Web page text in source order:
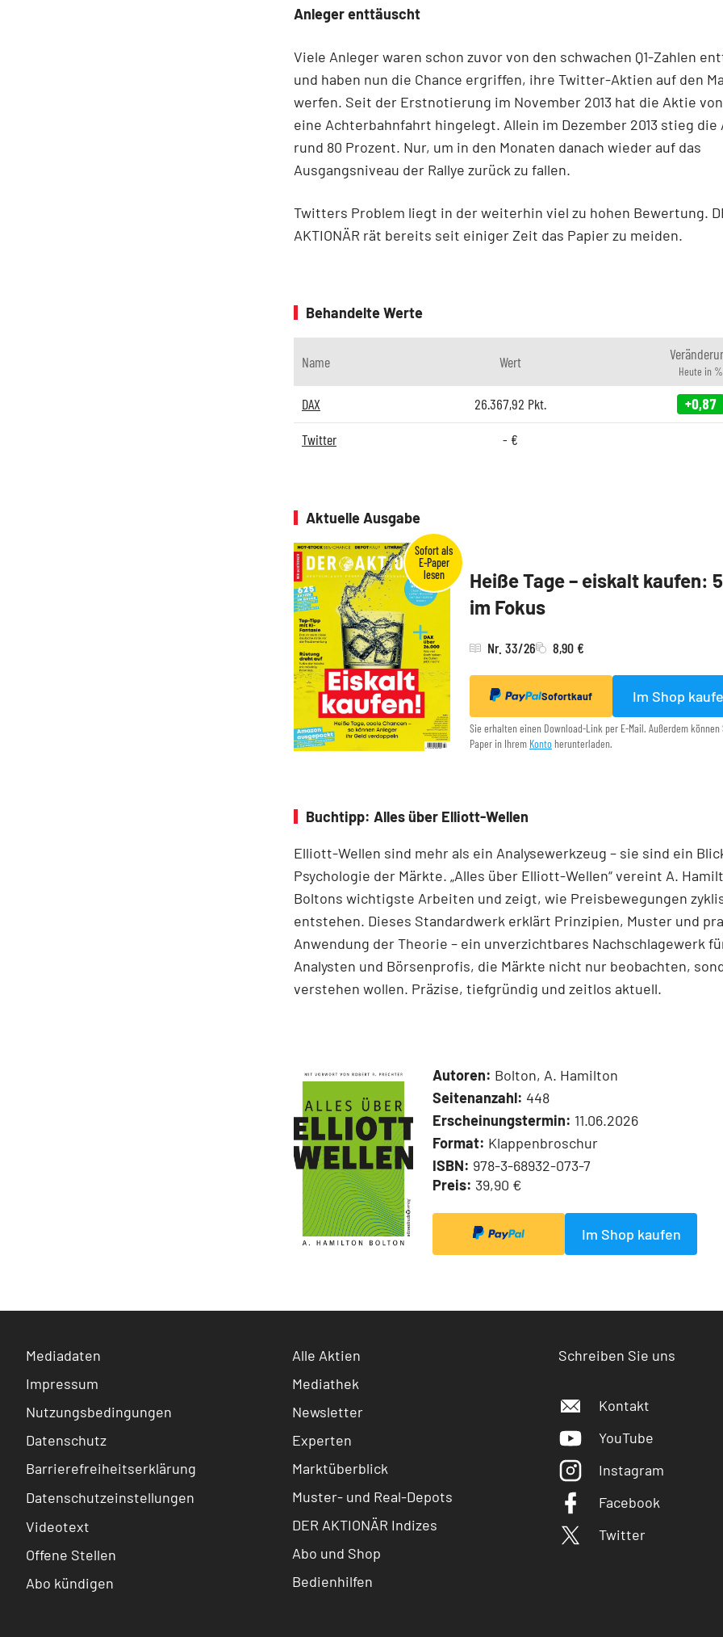
Anleger enttäuscht
Viele Anleger waren schon zuvor von den schwachen Q1-Zahlen
und haben nun die Chance ergriffen, ihre Twitter-Aktien auf den
werfen. Seit der Erstnotierung im November 2013 hat die Aktie
eine Achterbahnfahrt hingelegt. Allein im Dezember 2013 stieg die
rund 80 Prozent. Nur, um in den Monaten danach wieder auf das
Ausgangsniveau der Rallye zurück zu fallen.
Twitters Problem liegt in der weiterhin viel zu hohen Bewertung.
AKTIONÄR rät bereits seit einiger Zeit das Papier zu meiden.
Behandelte Werte
Name Wert
Heute in %
DAX 26.367,92 Pkt.
+0,87
Twitter
- €
Aktuelle Ausgabe
Heiße Tage – eiskalt kaufen:
im Fokus
Nr. 33/26 8,90 €
Sofortkauf Im Shop
Sie erhalten einen Download-Link per E-Mail. Außerdem
Paper in Ihrem Konto herunterladen.
Buchtipp: Alles über Elliott-Wellen
Elliott-Wellen sind mehr als ein Analysewerkzeug – sie sind ein
Psychologie der Märkte. „Alles über Elliott-Wellen“ vereint A.
Boltons wichtigste Arbeiten und zeigt, wie Preisbewegungen
entstehen. Dieses Standardwerk erklärt Prinzipien, Muster und
Anwendung der Theorie – ein unverzichtbares Nachschlagewerk
Analysten und Börsenprofis, die Märkte nicht nur beobachten,
verstehen wollen. Präzise, tiefgründig und zeitlos aktuell.
Autoren: Bolton, A. Hamilton
Seitenanzahl: 448
Erscheinungstermin: 11.06.2026
Format: Klappenbroschur
ISBN: 978-3-68932-073-7
Preis: 39,90 €
Im Shop kaufen
Mediadaten
Impressum
Nutzungsbedingungen
Datenschutz
Barrierefreiheitserklärung
Datenschutzeinstellungen
Videotext
Offene Stellen
Abo kündigen
Alle Aktien
Mediathek
Newsletter
Experten
Marktüberblick
Muster- und Real-Depots
DER AKTIONÄR Indizes
Abo und Shop
Bedienhilfen
Schreiben Sie uns
Kontakt
YouTube
Instagram
Facebook
Twitter